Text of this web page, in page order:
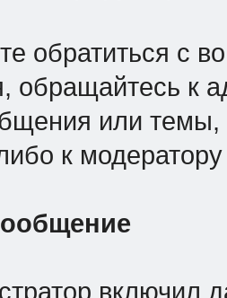
обратиться с
обращайтесь к
или
к